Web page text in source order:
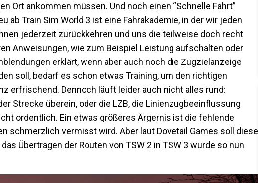
Ort ankommen müssen. Und noch einen “Schnelle Fahrt”
Train Sim World 3 ist eine Fahrakademie, in der wir jeden
jederzeit zurückkehren und uns die teilweise doch recht
Anweisungen, wie zum Beispiel Leistung aufschalten oder
erklärt, wenn aber auch noch die Zugzielanzeige
soll, bedarf es schon etwas Training, um den richtigen
erfrischend. Dennoch läuft leider auch nicht alles rund:
Strecke überein, oder die LZB, die Linienzugbeeinflussung
ordentlich. Ein etwas größeres Ärgernis ist die fehlende
schmerzlich vermisst wird. Aber laut Dovetail Games soll diese
Übertragen der Routen von TSW 2 in TSW 3 wurde so nun